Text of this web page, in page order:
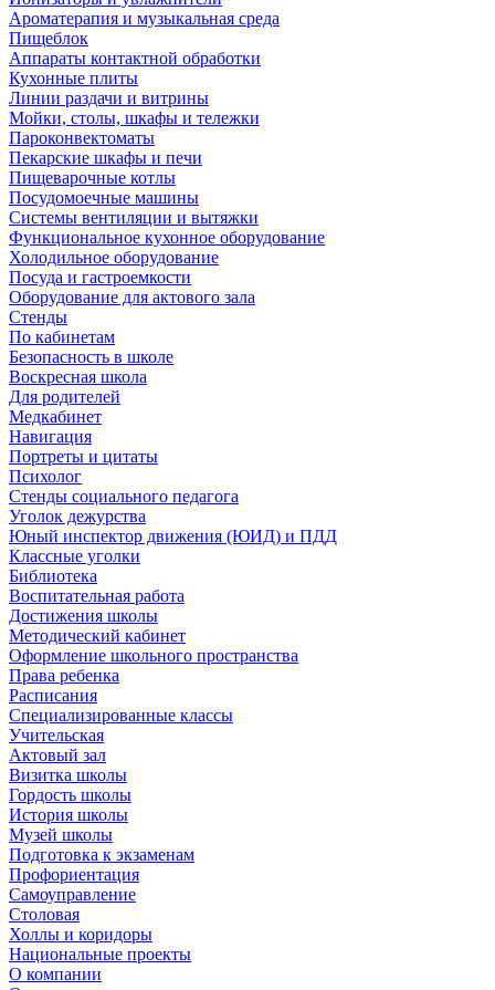
Ароматерапия и музыкальная среда
Пищеблок
Аппараты контактной обработки
Кухонные плиты
Линии раздачи и витрины
Мойки, столы, шкафы и тележки
Пароконвектоматы
Пекарские шкафы и печи
Пищеварочные котлы
Посудомоечные машины
Системы вентиляции и вытяжки
Функциональное кухонное оборудование
Холодильное оборудование
Посуда и гастроемкости
Оборудование для актового зала
Стенды
По кабинетам
Безопасность в школе
Воскресная школа
Для родителей
Медкабинет
Навигация
Портреты и цитаты
Психолог
Стенды социального педагога
Уголок дежурства
Юный инспектор движения (ЮИД) и ПДД
Классные уголки
Библиотека
Воспитательная работа
Достижения школы
Методический кабинет
Оформление школьного пространства
Права ребенка
Расписания
Специализированные классы
Учительская
Актовый зал
Визитка школы
Гордость школы
История школы
Музей школы
Подготовка к экзаменам
Профориентация
Самоуправление
Столовая
Холлы и коридоры
Национальные проекты
О компании